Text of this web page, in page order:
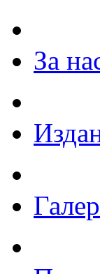
За